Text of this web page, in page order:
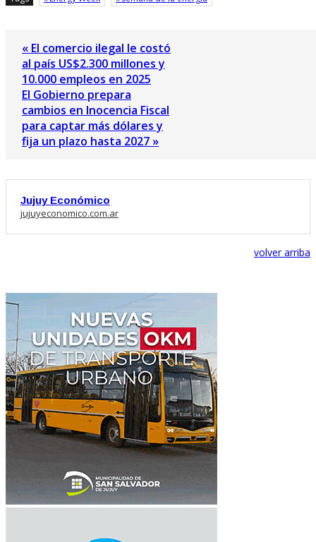
« El comercio ilegal le costó
al país US$2.300 millones y
10.000 empleos en 2025
El Gobierno prepara
cambios en Inocencia Fiscal
para captar más dólares y
fija un plazo hasta 2027 »
Jujuy Económico
jujuyeconomico.com.ar
volver arriba